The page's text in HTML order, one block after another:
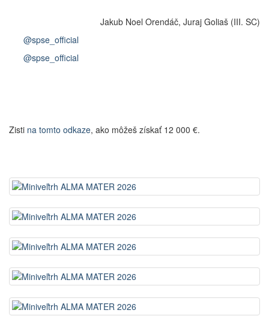
Jakub Noel Orendáč, Juraj Goliaš (III. SC)
@spse_official
@spse_official
Zisti na tomto odkaze, ako môžeš získať 12 000 €.